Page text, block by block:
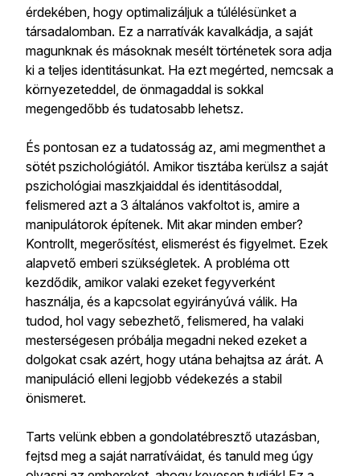
érdekében, hogy optimalizáljuk a túlélésünket a
társadalomban. Ez a narratívák kavalkádja, a saját
magunknak és másoknak mesélt történetek sora adja
ki a teljes identitásunkat. Ha ezt megérted, nemcsak a
környezeteddel, de önmagaddal is sokkal
megengedőbb és tudatosabb lehetsz.
És pontosan ez a tudatosság az, ami megmenthet a
sötét pszichológiától. Amikor tisztába kerülsz a saját
pszichológiai maszkjaiddal és identitásoddal,
felismered azt a 3 általános vakfoltot is, amire a
manipulátorok építenek. Mit akar minden ember?
Kontrollt, megerősítést, elismerést és figyelmet. Ezek
alapvető emberi szükségletek. A probléma ott
kezdődik, amikor valaki ezeket fegyverként
használja, és a kapcsolat egyirányúvá válik. Ha
tudod, hol vagy sebezhető, felismered, ha valaki
mesterségesen próbálja megadni neked ezeket a
dolgokat csak azért, hogy utána behajtsa az árát. A
manipuláció elleni legjobb védekezés a stabil
önismeret.
Tarts velünk ebben a gondolatébresztő utazásban,
fejtsd meg a saját narratíváidat, és tanuld meg úgy